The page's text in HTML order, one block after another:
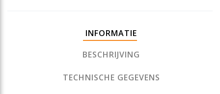
INFORMATIE
BESCHRIJVING
TECHNISCHE GEGEVENS